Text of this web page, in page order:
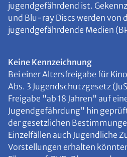
jugendgefährdend ist.
und Blu-ray Discs werden von
jugendgefährdende Medien
Keine Kennzeichnung
Bei einer Altersfreigabe für
Abs. 3 Jugendschutzgesetz
Freigabe "ab 18 Jahren" auf
Jugendgefährdung" hin
der gesetzlichen
Einzelfällen auch Jugendliche
Vorstellungen erhalten